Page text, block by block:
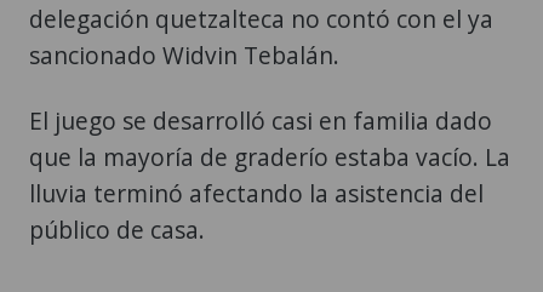
delegación quetzalteca no contó con el ya
sancionado Widvin Tebalán.
El juego se desarrolló casi en familia dado
que la mayoría de graderío estaba vacío. La
lluvia terminó afectando la asistencia del
público de casa.